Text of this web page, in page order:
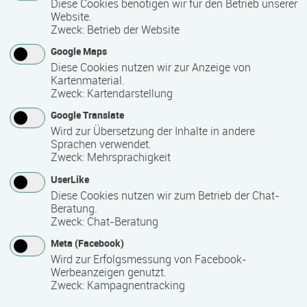
Die Familienbildung im AWO-Familien, Freizeit- und
Lernberatungszentrum ist Anerkannte Einrichtung der
Weiterbildung nach dem Weiterbildungsgesetz des
Landes Mecklenburg-Vorpommern (seit 1997).
Bestandteil des Gesamtkonzepts des AWO-
Mehrgenerationenhauses-Bundesmodellprojekt des
BMFSFJ (seit 2006)
Mitglied der Bundesarbeitsgemeinschaft für
Erwachsenen- und Familienbildung (AGEF)
Kontakt
Diese Cookies benötigen wir für den Betrieb unserer
Website.
Zweck: Betrieb der Website
Google Maps
Diese Cookies nutzen wir zur Anzeige von
Kartenmaterial.
Zweck: Kartendarstellung
Google Translate
Wird zur Übersetzung der Inhalte in andere
Sprachen verwendet.
Zweck: Mehrsprachigkeit
UserLike
Diese Cookies nutzen wir zum Betrieb der Chat-
Beratung.
Zweck: Chat-Beratung
Meta (Facebook)
Wird zur Erfolgsmessung von Facebook-
Werbeanzeigen genutzt.
Zweck: Kampagnentracking